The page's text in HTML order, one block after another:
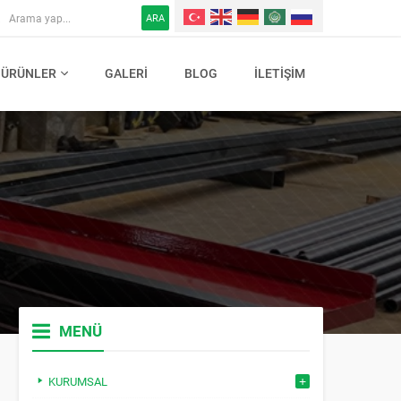
ARA
ÜRÜNLER GALERI BLOG İLETIŞIM
MENÜ
KURUMSAL